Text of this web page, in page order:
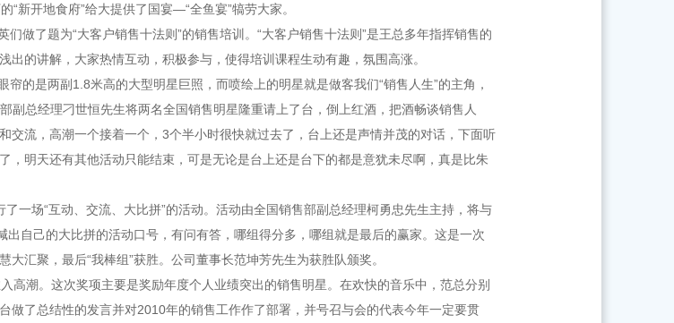
新开地食府”给大提供了国宴—“全鱼宴”犒劳大家。
做了题为“大客户销售十法则”的销售培训。“大客户销售十法则”是王总多年指挥销售的
的讲解，大家热情互动，积极参与，使得培训课程生动有趣，氛围高涨。
的是两副1.8米高的大型明星巨照，而喷绘上的明星就是做客我们“销售人生”的主角，
副总经理刁世恒先生将两名全国销售明星隆重请上了台，倒上红酒，把酒畅谈销售人
交流，高潮一个接着一个，3个半小时很快就过去了，台上还是声情并茂的对话，下面听
，明天还有其他活动只能结束，可是无论是台上还是台下的都是意犹未尽啊，真是比朱
一场“互动、交流、大比拼”的活动。活动由全国销售部副总经理柯勇忠先生主持，将与
自己的大比拼的活动口号，有问有答，哪组得分多，哪组就是最后的赢家。这是一次
汇聚，最后“我棒组”获胜。公司董事长范坤芳先生为获胜队颁奖。
潮。这次奖项主要是奖励年度个人业绩突出的销售明星。在欢快的音乐中，范总分别
了总结性的发言并对2010年的销售工作作了部署，并号召与会的代表今年一定要贯